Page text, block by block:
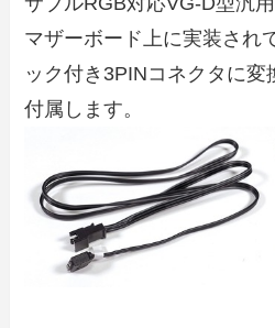
マザーボード上に実装され
ック付き3PINコネクタに
付属します。